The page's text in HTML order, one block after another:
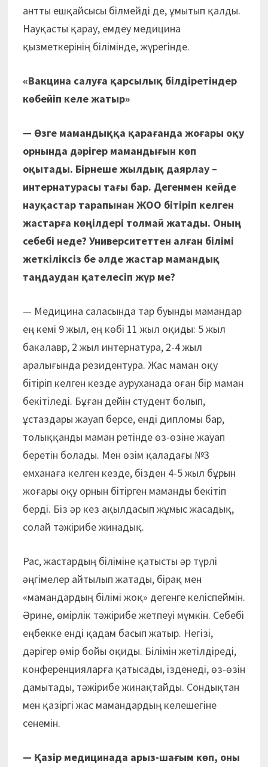
антты ешқайсысы білмейді де, ұмытып қалды.
Науқасты қарау, емдеу медицина
қызметкерінің білімінде, жүрегінде.
«Вакцина салуға қарсылық білдіретіндер
көбейіп келе жатыр»
— Өзге мамандыққа қарағанда жоғары оқу
орнында дәрігер мамандығын көп
оқытады. Бірнеше жылдық даярлау –
интернатурасы тағы бар. Дегенмен кейде
науқастар тарапынан ЖОО бітіріп келген
жастарға көңілдері толмай жатады. Оның
себебі неде? Университеттен алған білімі
жеткіліксіз бе әлде жастар мамандық
таңдаудан қателесіп жүр ме?
— Медицина саласында тар буынды мамандар
ең кемі 9 жыл, ең көбі 11 жыл оқиды: 5 жыл
бакалавр, 2 жыл интернатура, 2-4 жыл
аралығында резидентура. Жас маман оқу
бітіріп келген кезде ауруханада оған бір маман
бекітіледі. Бұған дейін студент болып,
ұстаздары жауап берсе, енді дипломы бар,
толыққанды маман ретінде өз-өзіне жауап
беретін болады. Мен өзім қаладағы №3
емханаға келген кезде, бізден 4-5 жыл бұрын
жоғары оқу орнын бітірген маманды бекітіп
берді. Біз әр кез ақылдасып жұмыс жасадық,
солай тәжірибе жинадық.
Рас, жастардың біліміне қатысты әр түрлі
әңгімелер айтылып жатады, бірақ мен
«мамандардың білімі жоқ» дегенге келіспеймін.
Әрине, өмірлік тәжірибе жетпеуі мүмкін. Себебі
еңбекке енді қадам басып жатыр. Негізі,
дәрігер өмір бойы оқиды. Білімін жетілдіреді,
конференцияларға қатысады, ізденеді, өз-өзін
дамытады, тәжірибе жинақтайды. Сондықтан
мен қазіргі жас мамандардың келешегіне
сенемін.
— Қазір медицинада арыз-шағым көп, оны